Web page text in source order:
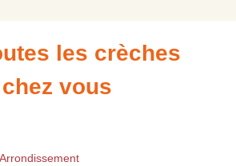
les crèches
vous